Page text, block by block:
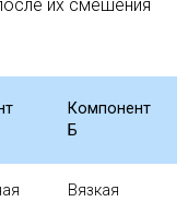
их смешения
Компонент
Б
Вязкая